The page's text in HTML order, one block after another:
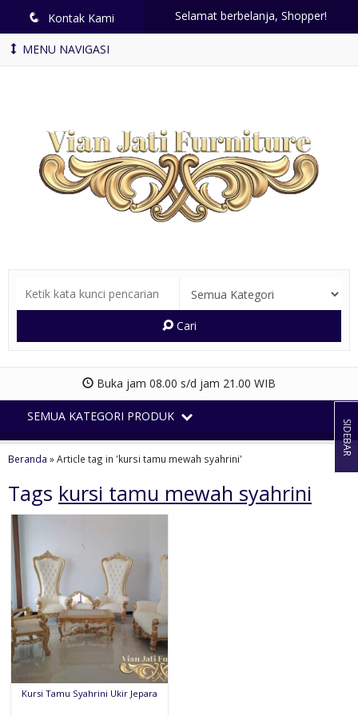
q Kontak Kami Selamat berbelanja, Shopper!
MENU NAVIGASI
Cari
Buka jam 08.00 s/d jam 21.00 WIB
SEMUA KATEGORI PRODUK
Beranda »Article tag in 'kursi tamu mewah syahrini'
Tags kursi tamu mewah syahrini
Kursi Tamu Syahrini Ukir Jepara
SIDEBAR